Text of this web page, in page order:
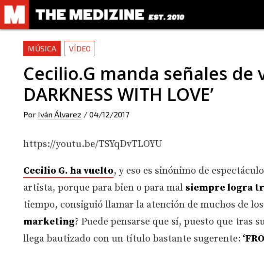
MÚSICA VÍDEO
Cecilio.G manda señales de
DARKNESS WITH LOVE’
Por Iván Álvarez / 04/12/2017
https://youtu.be/TSYqDvTLOYU
Cecilio G. ha vuelto, y eso es sinónimo de
artista, porque para bien o para mal siempre logra
tiempo, consiguió llamar la atención de muchos de
marketing? Puede pensarse que sí, puesto que tras
llega bautizado con un título bastante sugerente: